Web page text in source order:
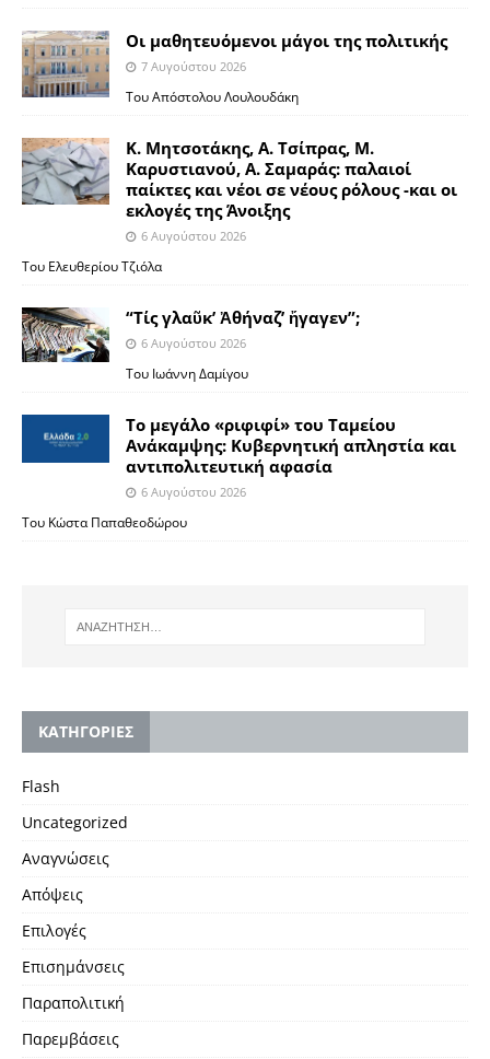
Οι μαθητευόμενοι μάγοι της πολιτικής
7 Αυγούστου 2026
Του Απόστολου Λουλουδάκη
Κ. Μητσοτάκης, Α. Τσίπρας, Μ.
Καρυστιανού, Α. Σαμαράς: παλαιοί
παίκτες και νέοι σε νέους ρόλους -και οι
εκλογές της Άνοιξης
6 Αυγούστου 2026
Του Ελευθερίου Τζιόλα
“Τίς γλαῦκ’ Ἀθήναζ’ ἤγαγεν”;
6 Αυγούστου 2026
Του Ιωάννη Δαμίγου
Το μεγάλο «ριφιφί» του Ταμείου
Ανάκαμψης: Κυβερνητική απληστία και
αντιπολιτευτική αφασία
6 Αυγούστου 2026
Του Κώστα Παπαθεοδώρου
KΑΤΗΓΟΡΙΕΣ
Flash
Uncategorized
Αναγνώσεις
Απόψεις
Επιλογές
Επισημάνσεις
Παραπολιτική
Παρεμβάσεις